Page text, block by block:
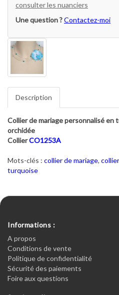
consulter les nuanciers
Une question ?Contactez-moi
Description
Collier de mariage personnalisé
orchidée
CollierCO1253A
Mots-clés : collier de mariage,
turquoise
Informations :
A propos
Conditions de vente
Politique de confidentialité
Sécurité des paiements
Foire aux questions